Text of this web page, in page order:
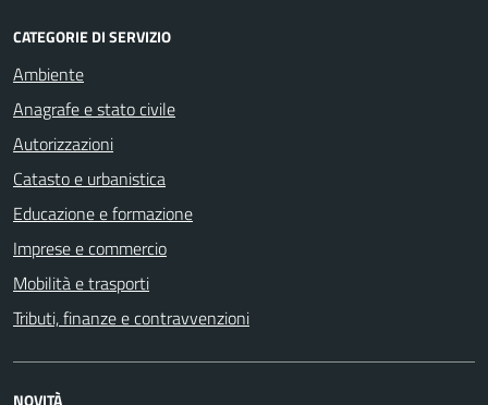
CATEGORIE DI SERVIZIO
Ambiente
Anagrafe e stato civile
Autorizzazioni
Catasto e urbanistica
Educazione e formazione
Imprese e commercio
Mobilità e trasporti
Tributi, finanze e contravvenzioni
NOVITÀ